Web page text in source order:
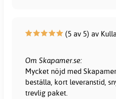
(5 av 5) av
Om Skapamer.se:
Mycket nöjd med
beställa, kort leveranstid,
trevlig paket.